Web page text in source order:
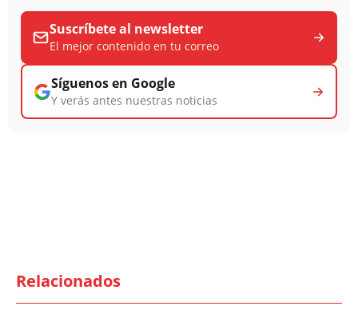
Suscríbete al newsletter
El mejor contenido en tu correo
Síguenos en Google
Y verás antes nuestras noticias
Relacionados